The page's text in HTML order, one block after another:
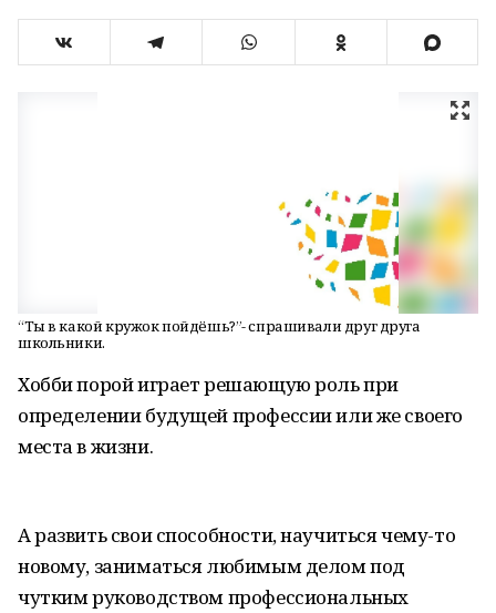
“Ты в какой кружок пойдёшь?”- спрашивали друг друга
школьники.
Хобби порой играет решающую роль при
определении будущей профессии или же своего
места в жизни.
А развить свои способности, научиться чему-то
новому, заниматься любимым делом под
чутким руководством профессиональных